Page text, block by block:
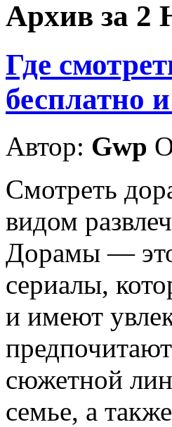
Архив за 2
Где
бесплатно
Автор: Gwp
Смотреть
видом
Дорамы — это
сериалы,
и имеют
сюжетной
семье, а